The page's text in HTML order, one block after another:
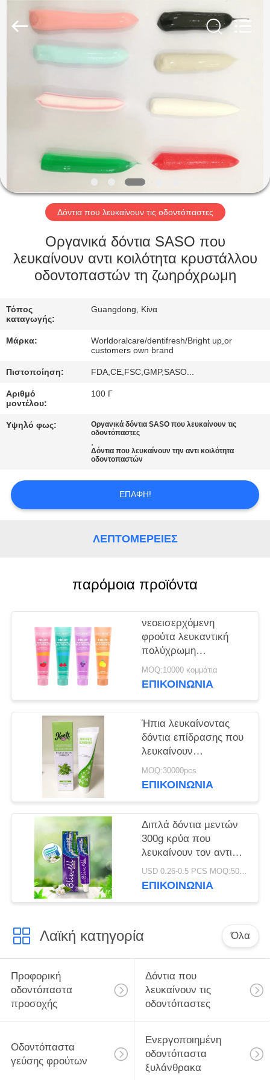
ΣΠΊΤΙ
ΠΡΟΪΌΝΤΑ
ΠΕΡΊΠΟΥ
ΕΜΕΊΣ
ΓΎΡΟΣ
ΕΡΓΟΣΤΑΣΊΩΝ
ΈΛΕΓΧΟΣ
ΜΑΣ
ΕΛΆΤΕ
ΣΕ
ΕΠΑΦΉ
ΜΕ
ΈΝΑ
ΑΠΌΣΠΑΣΜΑ
ΜΥΣΤΙΚΌΤΗΤΑΣ
CENTER.
Δόντια που λευκαίνουν τις οδοντόπαστες
Οργανικά δόντια SASO που
λευκαίνουν αντι κοιλότητα κρυστάλλου
οδοντοπαστών τη ζωηρόχρωμη
Τόπος
καταγωγής:
Guangdong, Κίνα
Μάρκα:
Worldoralcare/dentifresh/Bright up,or
customers own brand
Πιστοποίηση: FDA,CE,FSC,GMP,SASO...
Αριθμό
μοντέλου:
100 Γ
Υψηλό φως:
Οργανικά δόντια SASO που λευκαίνουν τις
οδοντόπαστες
,
Δόντια που λευκαίνουν την αντι κοιλότητα
οδοντοπαστών
ΕΠΑΦΉ!
ΛΕΠΤΟΜΈΡΕΙΕΣ
παρόμοια προϊόντα
νεοεισερχόμενη
φρούτα λευκαντική
πολύχρωμη
οδοντόκρεμα 100 ml
MOQ:10000 κομμάτια
ΕΠΙΚΟΙΝΩΝΊΑ
Ήπια λευκαίνοντας
δόντια επίδρασης που
λευκαίνουν
οδοντοπαστών τα
προφορικά προσοχής
οδοντικά
MOQ:30000pcs
ΕΠΙΚΟΙΝΩΝΊΑ
Διπλά δόντια μεντών
300g κρύα που
λευκαίνουν τον αντι
cOem κοιλοτήτων
οδοντοπαστών
USD 0.26-0.5 PCS MOQ:500pcs-30000pcs
ΕΠΙΚΟΙΝΩΝΊΑ
Λαϊκή κατηγορία Όλα
Προφορική
οδοντόπαστα
προσοχής
Δόντια που
λευκαίνουν τις
οδοντόπαστες
Οδοντόπαστα
γεύσης φρούτων
Ενεργοποιημένη
οδοντόπαστα
ξυλάνθρακα